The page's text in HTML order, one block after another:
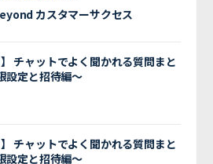
カスタマーサクセス
チャットでよく聞かれる質問まと
設定と招待編〜
チャットでよく聞かれる質問まと
設定と招待編〜